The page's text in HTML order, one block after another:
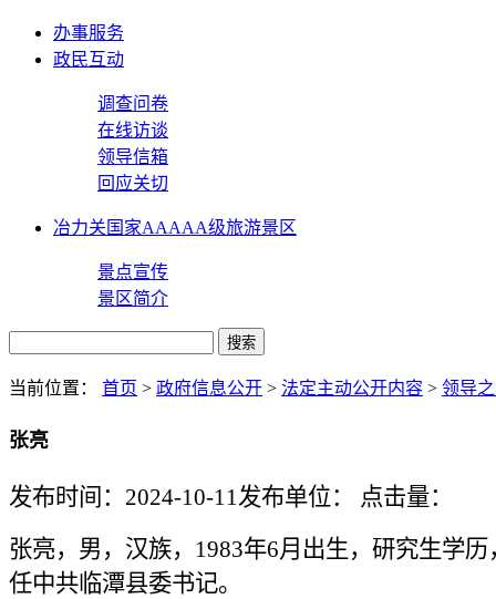
办事服务
政民互动
调查问卷
在线访谈
领导信箱
回应关切
冶力关国家AAAAA级旅游景区
景点宣传
景区简介
当前位置： 首页 > 政府信息公开 > 法定主动公开内容 > 领导
张亮
发布时间：2024-10-11发布单位： 点击量：
张亮，男，汉族，1983年6月出生，研究生学
任中共临潭县委书记。